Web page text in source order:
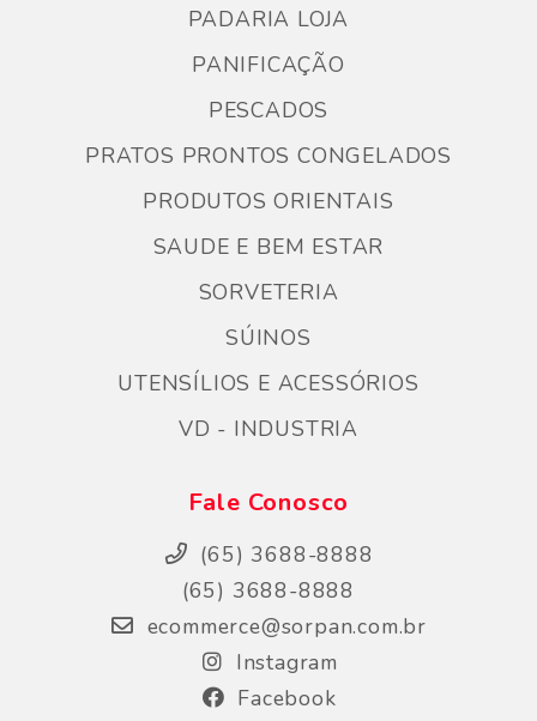
PADARIA LOJA
PANIFICAÇÃO
PESCADOS
PRATOS PRONTOS CONGELADOS
PRODUTOS ORIENTAIS
SAUDE E BEM ESTAR
SORVETERIA
SÚINOS
UTENSÍLIOS E ACESSÓRIOS
VD - INDUSTRIA
Fale Conosco
(65) 3688-8888
(65) 3688-8888
ecommerce@sorpan.com.br
Instagram
Facebook